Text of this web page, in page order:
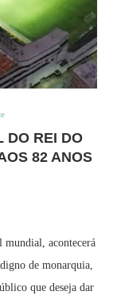
DO REI DO
82 ANOS
mundial, acontecerá
de monarquia,
que deseja dar